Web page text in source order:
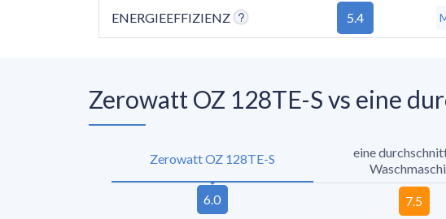
ENERGIEEFFIZIENZ 5.4
Zerowatt OZ 128TE-S vs eine
Zerowatt OZ 128TE-S
eine